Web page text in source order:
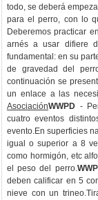
todo, se deberá
para el perro, con lo
Deberemos practicar
arnés a usar difiere
fundamental: en su
de gravedad del
continuación se
un enlace a las
AsociaciónWWPD -
cuatro eventos
evento.En superficies
igual o superior a 8
como hormigón, etc
el peso del perro.
deben calificar en 5
nieve con un